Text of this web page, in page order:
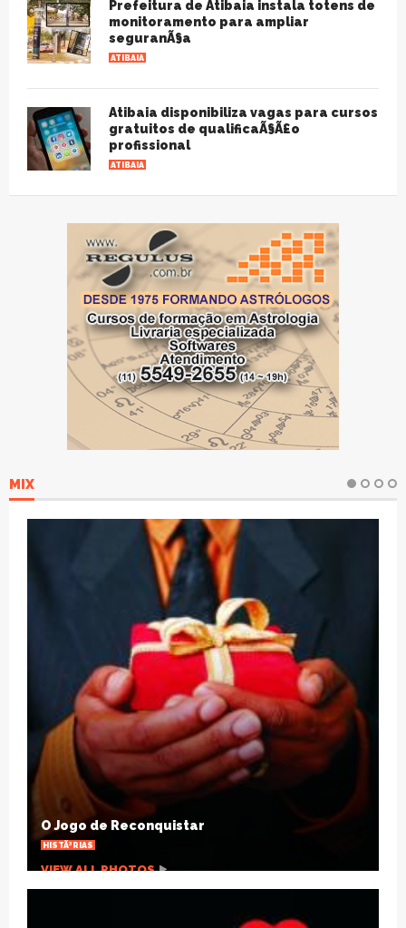
Prefeitura de Atibaia instala totens de
monitoramento para ampliar
seguranÃ§a
ATIBAIA
Atibaia disponibiliza vagas para cursos
gratuitos de qualificaÃ§Ã£o
profissional
ATIBAIA
MIX
Natal SolidÃ¡rio: escola arrecadarÃ¡
brinquedos para crianÃ§as carentes
OUTRAS NOTÃ­CIAS
VIEW ALL PHOTOS